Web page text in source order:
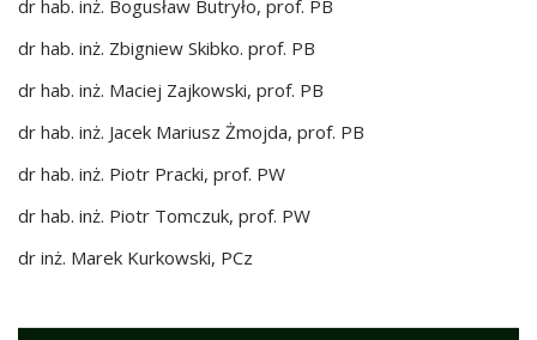
dr hab. inż. Bogusław Butryło, prof. PB
dr hab. inż. Zbigniew Skibko. prof. PB
dr hab. inż. Maciej Zajkowski, prof. PB
dr hab. inż. Jacek Mariusz Żmojda, prof. PB
dr hab. inż. Piotr Pracki, prof. PW
dr hab. inż. Piotr Tomczuk, prof. PW
dr inż. Marek Kurkowski, PCz